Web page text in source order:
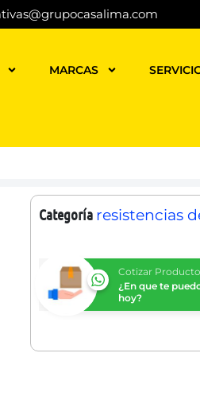
MARCAS
Categoría resistencias
Cotizar
¿En que te
hoy?